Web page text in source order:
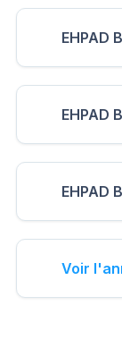
EHPAD
EHPAD
EHPAD
Voir